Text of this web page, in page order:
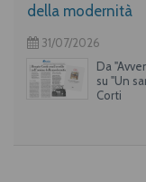
della modernità
31/07/2026
Da
su "Un
Corti